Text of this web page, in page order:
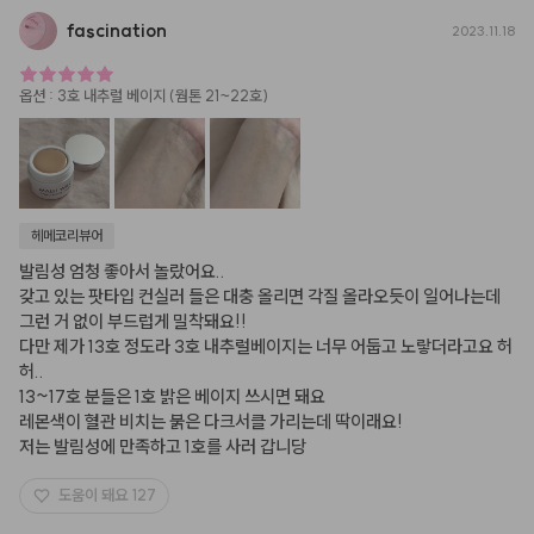
fascination 2023.11.18
옵션 : 3호 내추럴 베이지 (웜톤 21~22호)
헤메코리뷰어
발림성 엄청 좋아서 놀랐어요..
갖고 있는 팟타입 컨실러 들은 대충 올리면 각질 올라오듯이 일어나는데
그런 거 없이 부드럽게 밀착돼요!!
다만 제가 13호 정도라 3호 내추럴베이지는 너무 어둡고 노랗더라고요 허
허..
13~17호 분들은 1호 밝은 베이지 쓰시면 돼요
레몬색이 혈관 비치는 붉은 다크서클 가리는데 딱이래요!
저는 발림성에 만족하고 1호를 사러 갑니당
도움이 돼요 127